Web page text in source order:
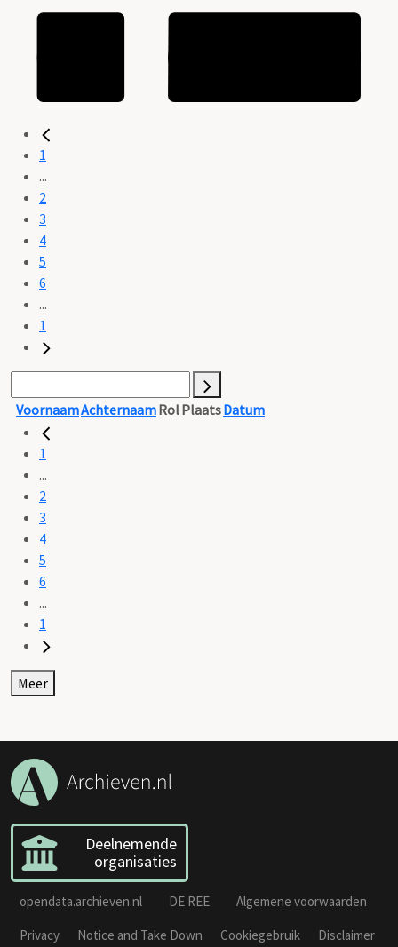
1
...
2
3
4
5
6
...
1
VoornaamAchternaamRolPlaatsDatum
1
...
2
3
4
5
6
...
1
Meer
Deelnemende
organisaties
opendata.archieven.nl DE REE
Algemene voorwaarden
Privacy
Notice and Take Down Cookiegebruik Disclaimer